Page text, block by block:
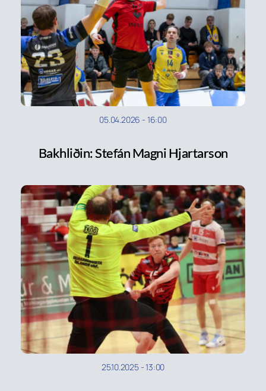
05.04.2026 - 16:00
Bakhliðin: Stefán Magni Hjartarson
25.10.2025-13:00